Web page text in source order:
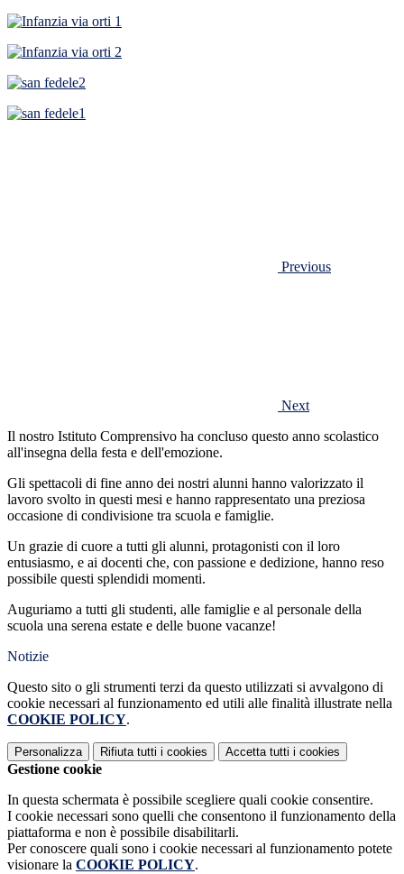
Previous
Next
Il nostro Istituto Comprensivo ha concluso questo anno scolastico
all'insegna della festa e dell'emozione.
Gli spettacoli di fine anno dei nostri alunni hanno valorizzato il
lavoro svolto in questi mesi e hanno rappresentato una preziosa
occasione di condivisione tra scuola e famiglie.
Un grazie di cuore a tutti gli alunni, protagonisti con il loro
entusiasmo, e ai docenti che, con passione e dedizione, hanno reso
possibile questi splendidi momenti.
Auguriamo a tutti gli studenti, alle famiglie e al personale della
scuola una serena estate e delle buone vacanze!
Notizie
Questo sito o gli strumenti terzi da questo utilizzati si avvalgono di
cookie necessari al funzionamento ed utili alle finalità illustrate nella
COOKIE POLICY.
Personalizza Rifiuta tutti i cookies Accetta tutti i cookies
Gestione cookie
In questa schermata è possibile scegliere quali cookie consentire.
I cookie necessari sono quelli che consentono il funzionamento della
piattaforma e non è possibile disabilitarli.
Per conoscere quali sono i cookie necessari al funzionamento potete
visionare la COOKIE POLICY.